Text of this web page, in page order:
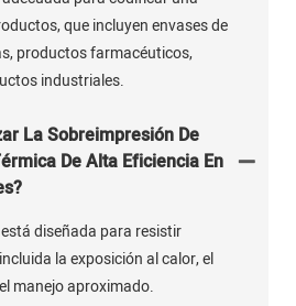
que incluyen envases de
productos farmacéuticos,
industriales.
La Sobreimpresión De
De Alta Eficiencia En
diseñada para resistir
la exposición al calor, el
manejo aproximado.